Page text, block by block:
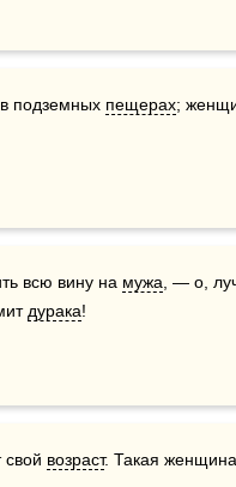
подземных пещерах;
всю вину на мужа , — о,
дурака!
свой возраст. Такая